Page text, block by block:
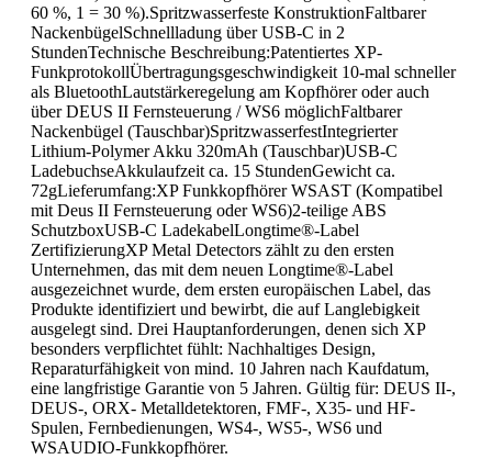
60 %, 1 = 30 %).Spritzwasserfeste KonstruktionFaltbarer
NackenbügelSchnellladung über USB-C in 2
StundenTechnische Beschreibung:Patentiertes XP-
FunkprotokollÜbertragungsgeschwindigkeit 10-mal schneller
als BluetoothLautstärkeregelung am Kopfhörer oder auch
über DEUS II Fernsteuerung / WS6 möglichFaltbarer
Nackenbügel (Tauschbar)SpritzwasserfestIntegrierter
Lithium-Polymer Akku 320mAh (Tauschbar)USB-C
LadebuchseAkkulaufzeit ca. 15 StundenGewicht ca.
72gLieferumfang:XP Funkkopfhörer WSAST (Kompatibel
mit Deus II Fernsteuerung oder WS6)2-teilige ABS
SchutzboxUSB-C LadekabelLongtime®-Label
ZertifizierungXP Metal Detectors zählt zu den ersten
Unternehmen, das mit dem neuen Longtime®-Label
ausgezeichnet wurde, dem ersten europäischen Label, das
Produkte identifiziert und bewirbt, die auf Langlebigkeit
ausgelegt sind. Drei Hauptanforderungen, denen sich XP
besonders verpflichtet fühlt: Nachhaltiges Design,
Reparaturfähigkeit von mind. 10 Jahren nach Kaufdatum,
eine langfristige Garantie von 5 Jahren. Gültig für: DEUS II-,
DEUS-, ORX- Metalldetektoren, FMF-, X35- und HF-
Spulen, Fernbedienungen, WS4-, WS5-, WS6 und
WSAUDIO-Funkkopfhörer.